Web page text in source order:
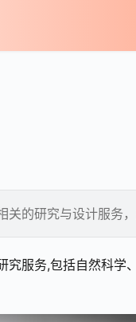
的研究与设计服务，
究服务,包括自然科